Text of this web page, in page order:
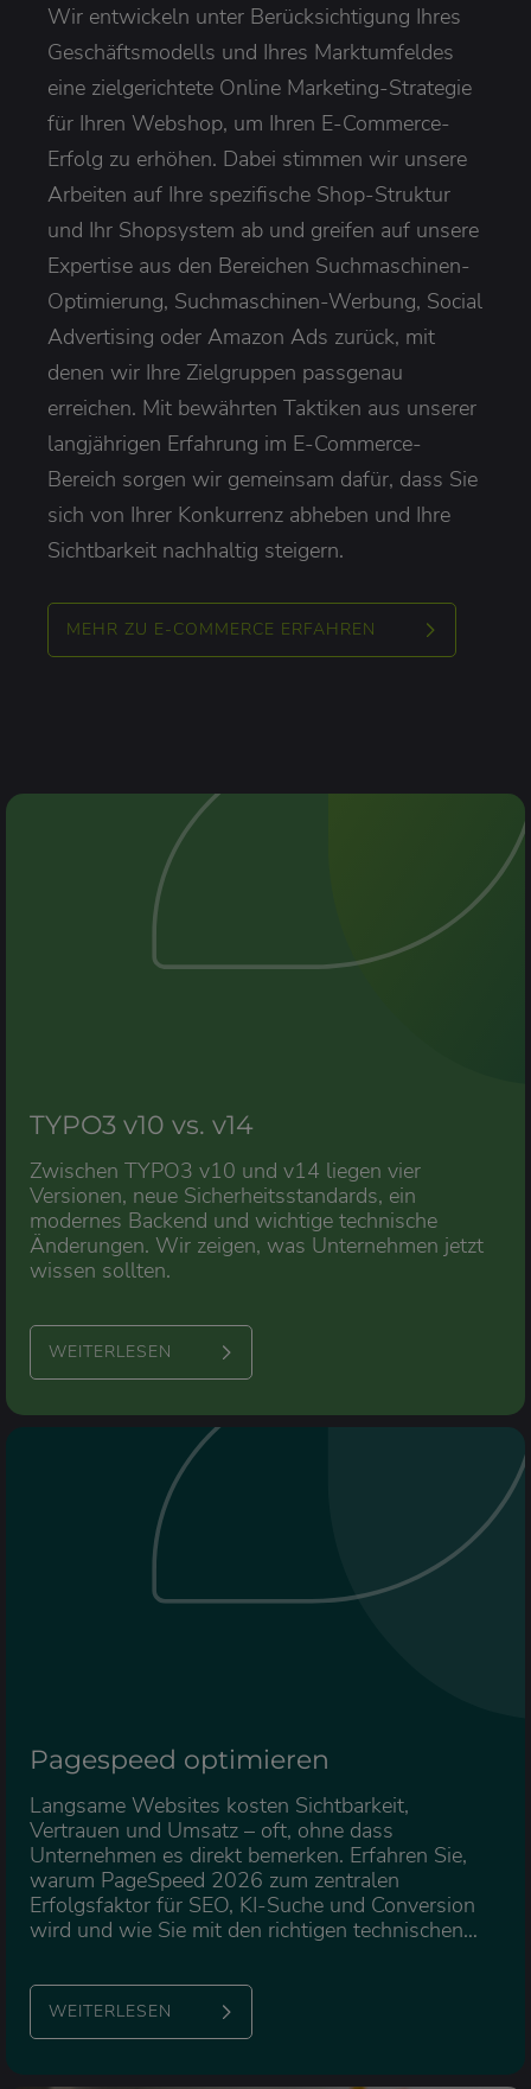
Wir entwickeln unter Berücksichtigung Ihres
Geschäftsmodells und Ihres Marktumfeldes
eine zielgerichtete Online Marketing-Strategie
für Ihren Webshop, um Ihren E-Commerce-
Erfolg zu erhöhen. Dabei stimmen wir unsere
Arbeiten auf Ihre spezifische Shop-Struktur
und Ihr Shopsystem ab und greifen auf unsere
Expertise aus den Bereichen Suchmaschinen-
Optimierung, Suchmaschinen-Werbung, Social
Advertising oder Amazon Ads zurück, mit
denen wir Ihre Zielgruppen passgenau
erreichen. Mit bewährten Taktiken aus unserer
langjährigen Erfahrung im E-Commerce-
Bereich sorgen wir gemeinsam dafür, dass Sie
sich von Ihrer Konkurrenz abheben und Ihre
Sichtbarkeit nachhaltig steigern.
MEHR ZU E-COMMERCE ERFAHREN
TYPO3 v10 vs. v14
Zwischen TYPO3 v10 und v14 liegen vier
Versionen, neue Sicherheitsstandards, ein
modernes Backend und wichtige technische
Änderungen. Wir zeigen, was Unternehmen jetzt
wissen sollten.
WEITERLESEN
Pagespeed optimieren
Langsame Websites kosten Sichtbarkeit,
Vertrauen und Umsatz – oft, ohne dass
Unternehmen es direkt bemerken. Erfahren Sie,
warum PageSpeed 2026 zum zentralen
Erfolgsfaktor für SEO, KI-Suche und Conversion
wird und wie Sie mit den richtigen technischen
Website holen.
WEITERLESEN